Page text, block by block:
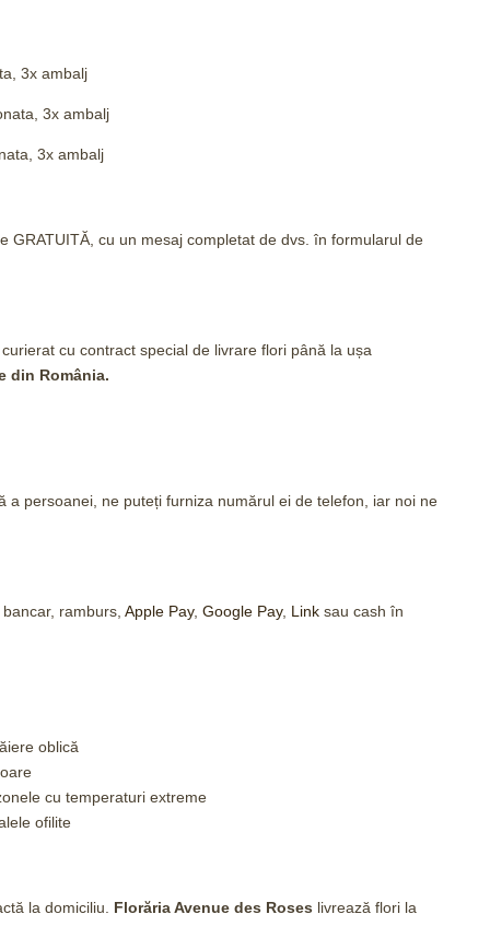
3x ambalj
3x ambalj
3x ambalj
GRATUITĂ, cu un mesaj completat de dvs. în formularul de
cu contract special de livrare flori până la ușa
din România.
a persoanei, ne puteți furniza numărul ei de telefon, iar noi ne
ramburs, Apple Pay, Google Pay, Linksau cash în
oblică
cu temperaturi extreme
ofilite
la domiciliu. Florăria Avenue des Roses livrează flori la